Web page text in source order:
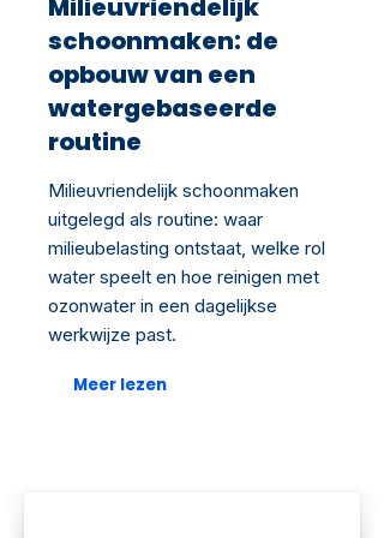
Milieuvriendelijk
schoonmaken: de
opbouw van een
watergebaseerde
routine
Milieuvriendelijk schoonmaken
uitgelegd als routine: waar
milieubelasting ontstaat, welke rol
water speelt en hoe reinigen met
ozonwater in een dagelijkse
werkwijze past.
Meer lezen